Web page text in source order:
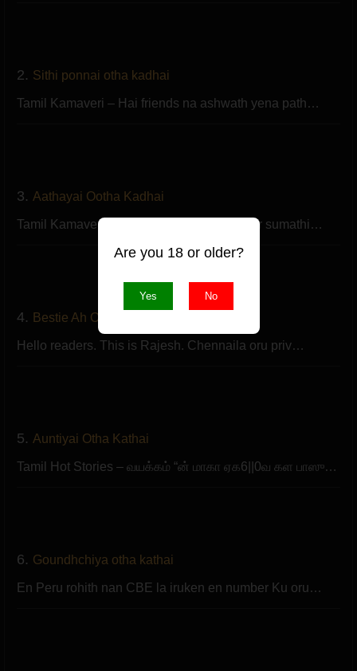
2. Sithi ponnai otha kadhai
Tamil Kamaveri – Hai friends na ashwath yena path…
3. Aathayai Ootha Kadhai
Tamil Kamaveri – En payar Raja Aval payar sumathi…
4. Bestie Ah Otha Kadhai
Hello readers. This is Rajesh. Chennaila oru priv…
5. Auntiyai Otha Kathai
Tamil Hot Stories – வயக்கம் “ன் மாகா ஏக6||0வ கள பாஸு…
6. Goundhchiya otha kathai
En Peru rohith nan CBE la iruken en number Ku oru…
Are you 18 or older?
Yes No